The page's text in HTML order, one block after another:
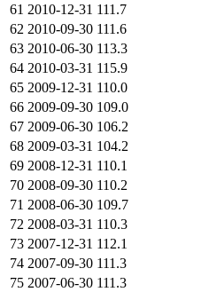
61 2010-12-31 111.7
62 2010-09-30 111.6
63 2010-06-30 113.3
64 2010-03-31 115.9
65 2009-12-31 110.0
66 2009-09-30 109.0
67 2009-06-30 106.2
68 2009-03-31 104.2
69 2008-12-31 110.1
70 2008-09-30 110.2
71 2008-06-30 109.7
72 2008-03-31 110.3
73 2007-12-31 112.1
74 2007-09-30 111.3
75 2007-06-30 111.3